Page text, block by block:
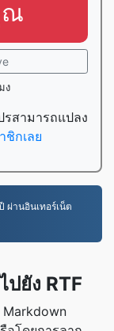
ณ
ง
รสามารถแปลง
ชิกเลย
านอินเทอร์เน็ต
ยัง RTF